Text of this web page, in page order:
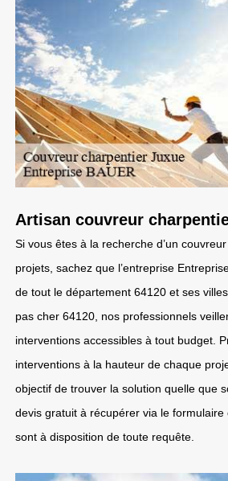
Artisan couvreur
Si vous êtes à la recherche d’un
projets, sachez que l’entreprise
de tout le département 64120 et ses
pas cher 64120, nos professionnels
interventions accessibles à tout budget.
interventions à la hauteur de chaque
objectif de trouver la solution quelle que
devis gratuit à récupérer via le formulaire
sont à disposition de toute requête.